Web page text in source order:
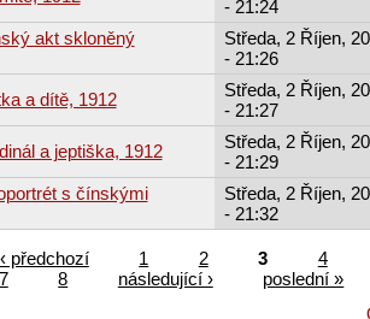
- 21:24
akt skloněný
Středa, 2 Říjen,
- 21:26
a dítě, 1912
Středa, 2 Říjen,
- 21:27
a jeptiška, 1912
Středa, 2 Říjen,
- 21:29
s čínskými
Středa, 2 Říjen,
- 21:32
‹ předchozí 1 2 3
4
7 8 následující ›
poslední »